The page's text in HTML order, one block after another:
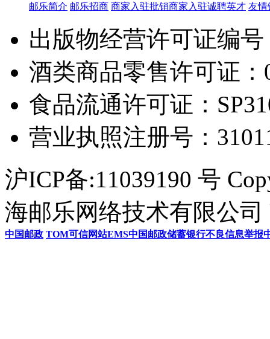
邮乐简介 邮乐招商 商家入驻批销商家入驻诚聘英才 友情
出版物经营许可证编
酒类商品零售许可证：
食品流通许可证：
营业执照注册号：
沪ICP备:11039190 号
海邮乐网络技术有限公司
中国邮政 TOM可信网站EMS中国邮政储蓄银行不良信息举报